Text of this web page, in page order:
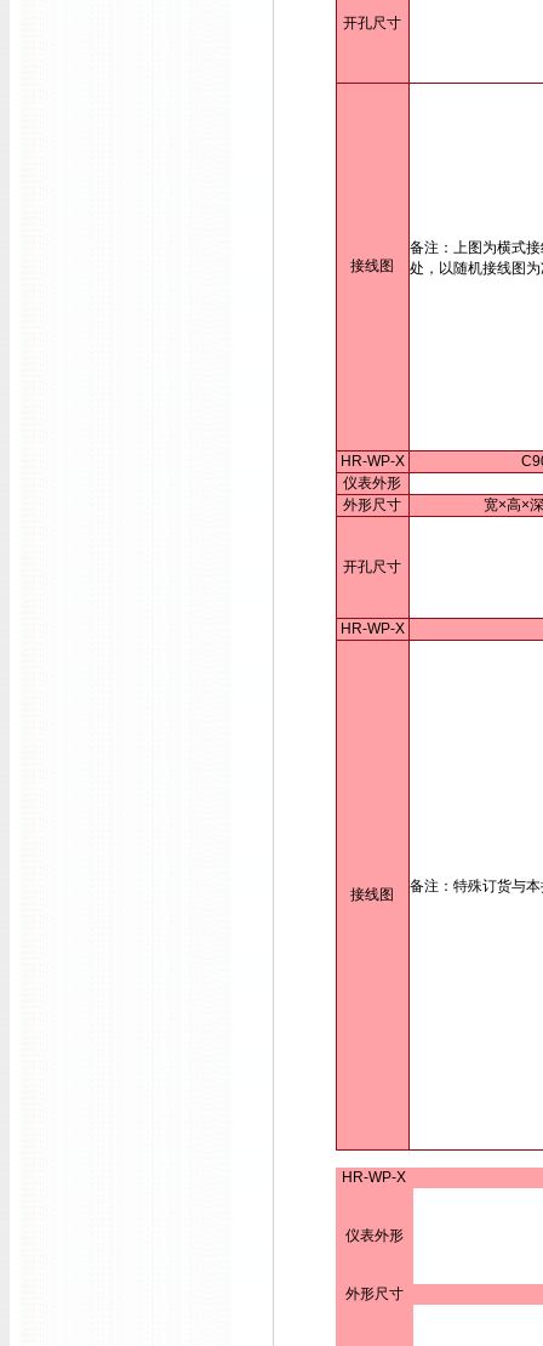
开孔尺寸
接线图
备注：上图为横式
处，以随机接线图
HR-WP-X
仪表外形
外形尺寸
宽×高×
开孔尺寸
HR-WP-X
接线图 备注：特殊订货与
HR-WP-X
仪表外形
外形尺寸